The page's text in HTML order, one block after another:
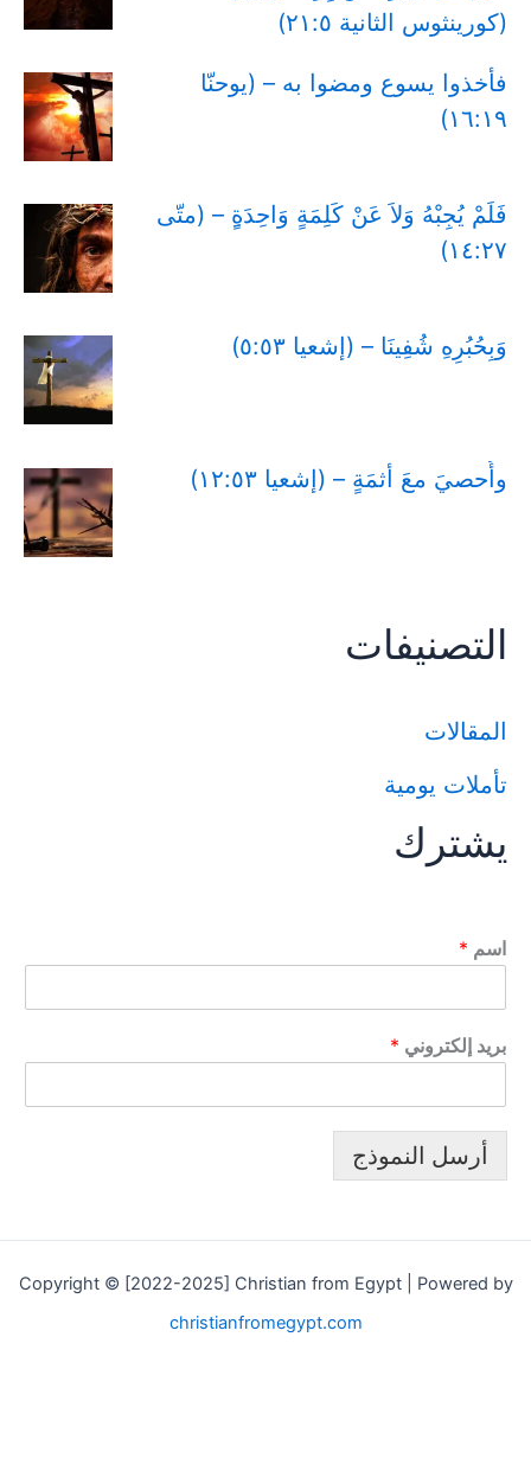
(كورينثوس الثانية ٢١:٥)
فأخذوا يسوع ومضوا به – (يوحنّا
١٦:١٩)
فَلَمْ يُجِبْهُ وَلاَ عَنْ كَلِمَةٍ وَاحِدَةٍِ – (متّى
١٤:٢٧)
وَبِحُبُرِهِ شُفِينَا – (إشعيا ٥:٥٣)
وأُحصيَ معَ أثمَةٍ – (إشعيا ١٢:٥٣)
التصنيفات
المقالات
تأملات يومية
يشترك
اسم*
بريد إلكتروني *
أرسل النموذج
Copyright © [2022-2025] Christian from Egypt | Powered by
christianfromegypt.com